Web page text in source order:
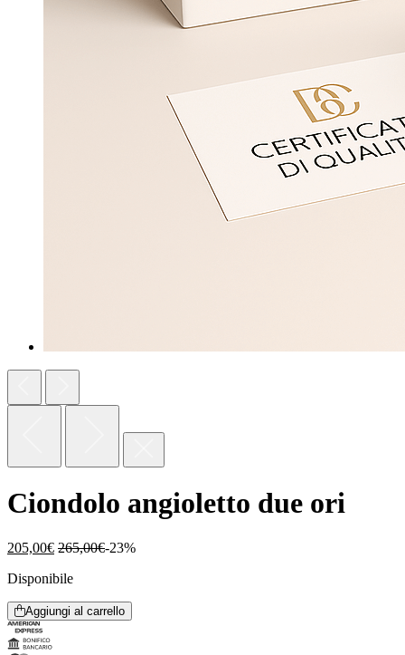
Ciondolo angioletto due ori
205,00€ 265,00€-23%
Disponibile
Aggiungi al carrello